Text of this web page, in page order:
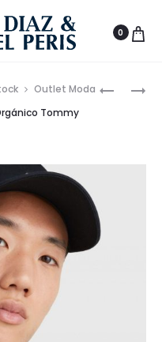
0
CHAQUÉ
Outlet Moda
Tommy